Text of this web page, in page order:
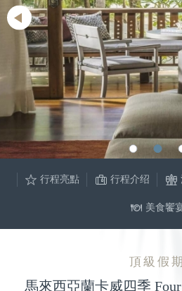
行程亮點 行程介绍
美食饗
頂級假期
馬來西亞蘭卡威四季 Four